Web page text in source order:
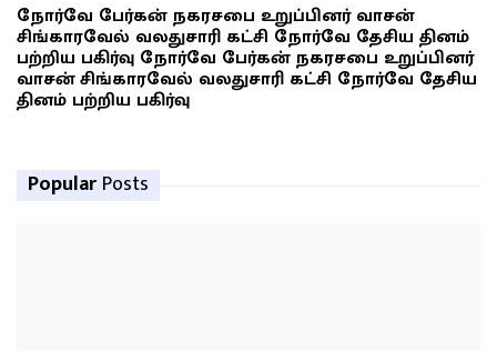
நோர்வே பேர்கன் நகரசபை உறுப்பினர் வாசன்
சிங்காரவேல் வலதுசாரி கட்சி நோர்வே தேசிய தினம்
பற்றிய பகிர்வு நோர்வே பேர்கன் நகரசபை உறுப்பினர்
வாசன் சிங்காரவேல் வலதுசாரி கட்சி நோர்வே தேசிய
தினம் பற்றிய பகிர்வு
Popular Posts